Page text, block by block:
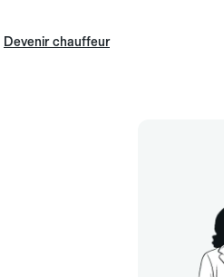
Devenir chauffeur